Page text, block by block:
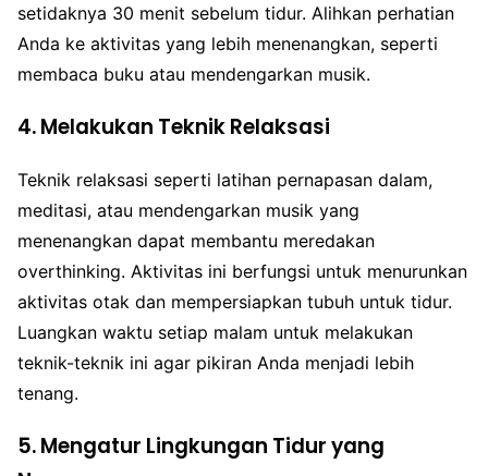
setidaknya 30 menit sebelum tidur. Alihkan perhatian
Anda ke aktivitas yang lebih menenangkan, seperti
membaca buku atau mendengarkan musik.
4. Melakukan Teknik Relaksasi
Teknik relaksasi seperti latihan pernapasan dalam,
meditasi, atau mendengarkan musik yang
menenangkan dapat membantu meredakan
overthinking. Aktivitas ini berfungsi untuk menurunkan
aktivitas otak dan mempersiapkan tubuh untuk tidur.
Luangkan waktu setiap malam untuk melakukan
teknik-teknik ini agar pikiran Anda menjadi lebih
tenang.
5. Mengatur Lingkungan Tidur yang